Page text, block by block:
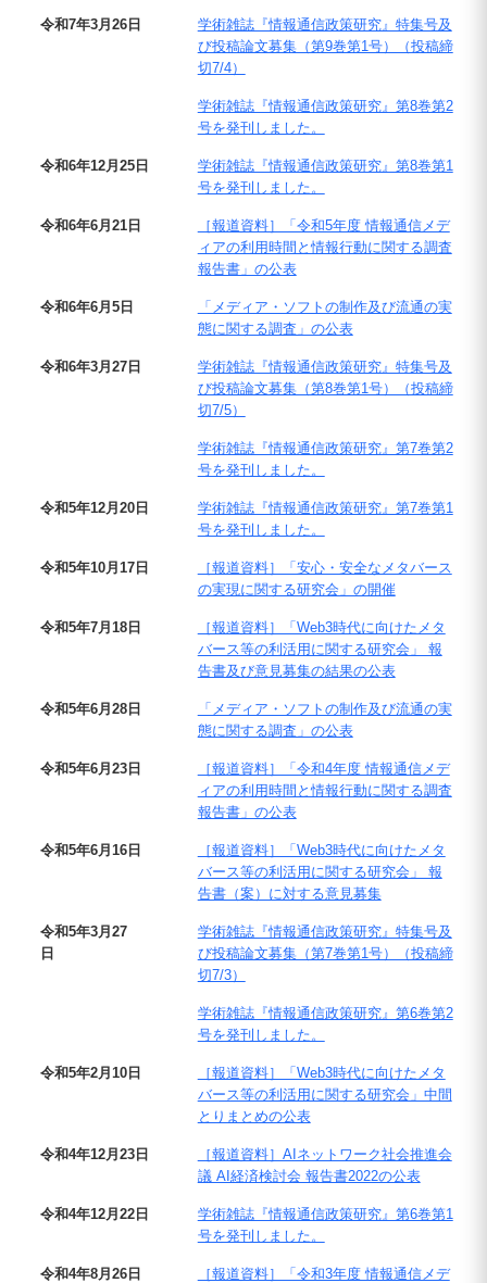
令和7年3月26日
学術雑誌『情報通信政策研究』特集号及
び投稿論文募集（第9巻第1号）（投稿締
切7/4）
学術雑誌『情報通信政策研究』第8巻第2
号を発刊しました。
令和6年12月25日
学術雑誌『情報通信政策研究』第8巻第1
号を発刊しました。
令和6年6月21日
［報道資料］「令和5年度 情報通信メデ
ィアの利用時間と情報行動に関する調査
報告書」の公表
令和6年6月5日
「メディア・ソフトの制作及び流通の実
態に関する調査」の公表
令和6年3月27日
学術雑誌『情報通信政策研究』特集号及
び投稿論文募集（第8巻第1号）（投稿締
切7/5）
学術雑誌『情報通信政策研究』第7巻第2
号を発刊しました。
令和5年12月20日
学術雑誌『情報通信政策研究』第7巻第1
号を発刊しました。
令和5年10月17日
［報道資料］「安心・安全なメタバース
の実現に関する研究会」の開催
令和5年7月18日
［報道資料］「Web3時代に向けたメタ
バース等の利活用に関する研究会」 報
告書及び意見募集の結果の公表
令和5年6月28日
「メディア・ソフトの制作及び流通の実
態に関する調査」の公表
令和5年6月23日
［報道資料］「令和4年度 情報通信メデ
ィアの利用時間と情報行動に関する調査
報告書」の公表
令和5年6月16日
［報道資料］「Web3時代に向けたメタ
バース等の利活用に関する研究会」 報
告書（案）に対する意見募集
令和5年3月27
日
学術雑誌『情報通信政策研究』特集号及
び投稿論文募集（第7巻第1号）（投稿締
切7/3）
学術雑誌『情報通信政策研究』第6巻第2
号を発刊しました。
令和5年2月10日
［報道資料］「Web3時代に向けたメタ
バース等の利活用に関する研究会」中間
とりまとめの公表
令和4年12月23日
［報道資料］AIネットワーク社会推進会
議 AI経済検討会 報告書2022の公表
令和4年12月22日
学術雑誌『情報通信政策研究』第6巻第1
号を発刊しました。
令和4年8月26日
［報道資料］「令和3年度 情報通信メデ